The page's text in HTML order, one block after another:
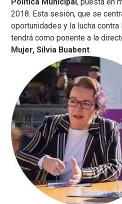
2018. Esta sesión, que se
oportunidades y la lucha
tendrá como ponente a la
Mujer, Silvia Buabent.